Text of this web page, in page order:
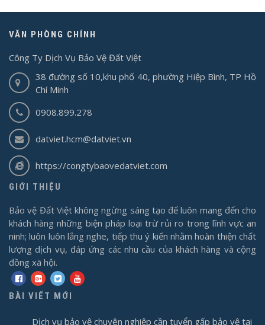
VĂN PHÒNG CHÍNH
Công Ty Dịch Vụ Bảo Vệ Đất Việt
38 đường số 10,khu phố 40, phường Hiệp Bình, TP Hồ
Chí Minh
0908.899.278
datviet.hcm@datviet.vn
https://congtybaovedatviet.com
GIỚI THIỆU
Bảo vệ Đất Việt không ngừng sáng tạo để luôn mang đến cho
khách hàng những biện pháp loại trừ rủi ro trong lĩnh vực an
ninh; luôn luôn lắng nghe, tiếp thu ý kiến nhằm hoàn thiện chất
lượng dịch vụ, đáp ứng các nhu cầu của khách hàng và cộng
đồng xã hội.
BÀI VIẾT MỚI
Dịch vụ bảo vệ chuyên nghiệp cần tuyển gấp bảo vệ tại